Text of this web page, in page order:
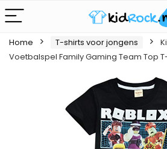
Home T-shirts voor jongens
Voetbalspel Family Gaming Team Top